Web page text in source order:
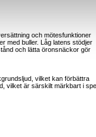
och mötesfunktioner
med buller. Låg latens stödjer
och lätta öronsnäckor gör
vilket kan förbättra
vilket är särskilt märkbart i